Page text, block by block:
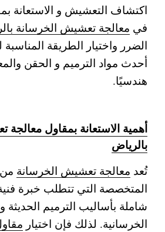
اكتشاف التعشيش و الاستعانة
في معالجة تعشيش الخرسانة
الضرر واختيار الطريقة المناسبة
أحدث مواد الترميم و الحقن
هندسيًا.
أهمية الاستعانة بمقاول
بالرياض
تُعد معالجة تعشيش الخرسانة من
المتخصصة التي تتطلب خبرة
شاملة بأساليب الترميم
الخرسانية. لذلك فإن اختيار